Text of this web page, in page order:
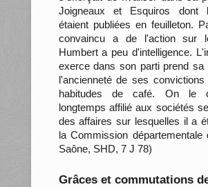
Joigneaux et Esquiros dont
étaient publiées en feuilleton.
convaincu a de l'action sur
Humbert a peu d'intelligence.
exerce dans son parti prend sa
l'ancienneté de ses
habitudes de café. On le
longtemps affilié aux sociétés
des affaires sur lesquelles il a
la Commission départementale
Saône, SHD, 7 J 78)
Grâces et commutations